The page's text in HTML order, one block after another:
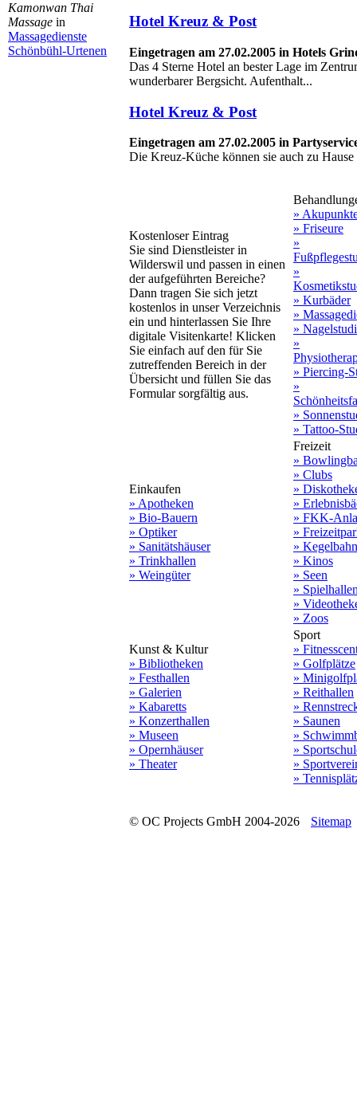
Kamonwan Thai
Massage in
Massagedienste
Schönbühl-Urtenen
Hotel Kreuz & Post
Eingetragen am 27.02.2005 in Hotels
Das 4 Sterne Hotel an bester Lage im
wunderbarer Bergsicht. Aufenthalt...
Hotel Kreuz & Post
Eingetragen am 27.02.2005 in
Die Kreuz-Küche können sie auch zu Hause
Kostenloser Eintrag
Sie sind Dienstleister in
Wilderswil und passen in einen
der aufgeführten Bereiche?
Dann tragen Sie sich jetzt
kostenlos in unser Verzeichnis
ein und hinterlassen Sie Ihre
digitale Visitenkarte! Klicken
Sie einfach auf den für Sie
zutreffenden Bereich in der
Übersicht und füllen Sie das
Formular sorgfältig aus.
»
» Friseure
»
»
» Kurbäder
»
»
»
» Piercing-
»
»
» Tattoo-
Einkaufen
» Apotheken
» Bio-Bauern
» Optiker
» Sanitätshäuser
» Trinkhallen
» Weingüter
Freizeit
»
» Clubs
»
»
» FKK-
»
»
» Kinos
» Seen
»
»
» Zoos
Kunst & Kultur
» Bibliotheken
» Festhallen
» Galerien
» Kabaretts
» Konzerthallen
» Museen
» Opernhäuser
» Theater
Sport
»
» Golfplätze
»
» Reithallen
»
» Saunen
»
»
»
»
© OC Projects GmbH 2004-2026 Sitemap